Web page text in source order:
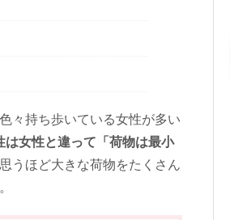
々持ち歩いている女性が多い
は女性と違って「荷物は最小
うほど大きな荷物をたくさん